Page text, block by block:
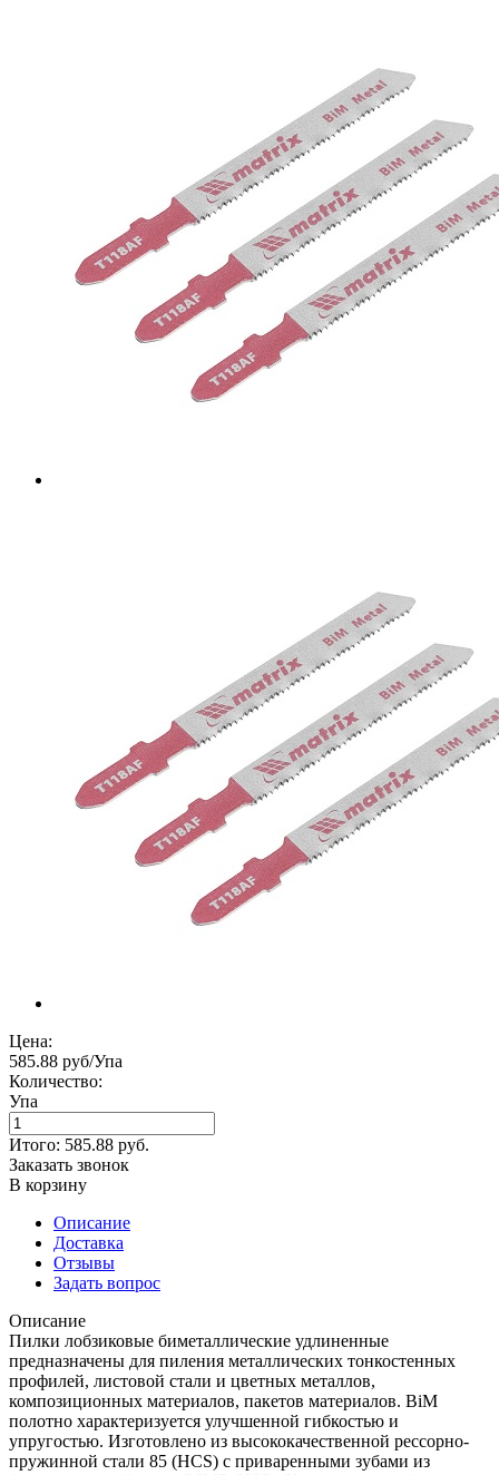
Цена:
585.88 руб/Упа
Количество:
Упа
Итого: 585.88 руб.
Заказать звонок
В корзину
Описание
Доставка
Отзывы
Задать вопрос
Описание
Пилки лобзиковые биметаллические удлиненные
предназначены для пиления металлических тонкостенных
профилей, листовой стали и цветных металлов,
композиционных материалов, пакетов материалов. BiM
полотно характеризуется улучшенной гибкостью и
упругостью. Изготовлено из высококачественной рессорно-
пружинной стали 85 (HCS) с приваренными зубами из